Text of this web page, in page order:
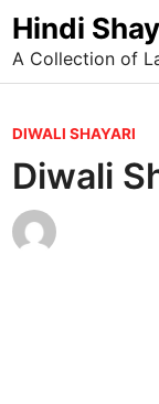
Skip
to
content
Hindi
A Collection of
P
o
s
t
e
DIWALI SHAYARI
Diwali